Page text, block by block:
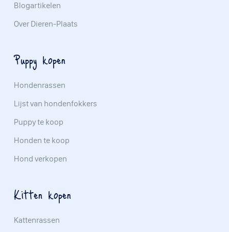
Blogartikelen
Over Dieren-Plaats
Puppy kopen
Hondenrassen
Lijst van hondenfokkers
Puppy te koop
Honden te koop
Hond verkopen
Kitten kopen
Kattenrassen